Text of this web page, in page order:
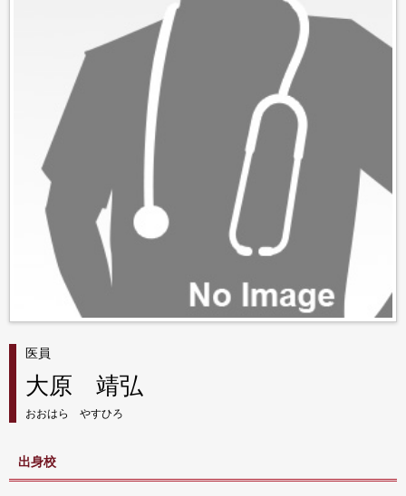
医員
大原 靖弘
おおはら やすひろ
出身校